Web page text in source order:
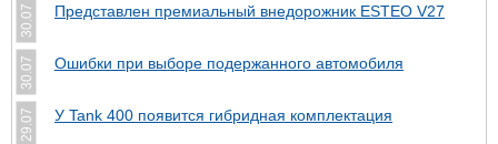
30.07 Представлен премиальный внедорожник ESTEO V27
30.07 Ошибки при выборе подержанного автомобиля
29.07 У Tank 400 появится гибридная комплектация